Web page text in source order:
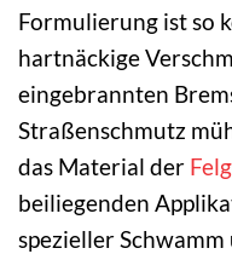
Formulierung ist so
hartnäckige
eingebrannten
Straßenschmutz
das Material der
beiliegenden
spezieller